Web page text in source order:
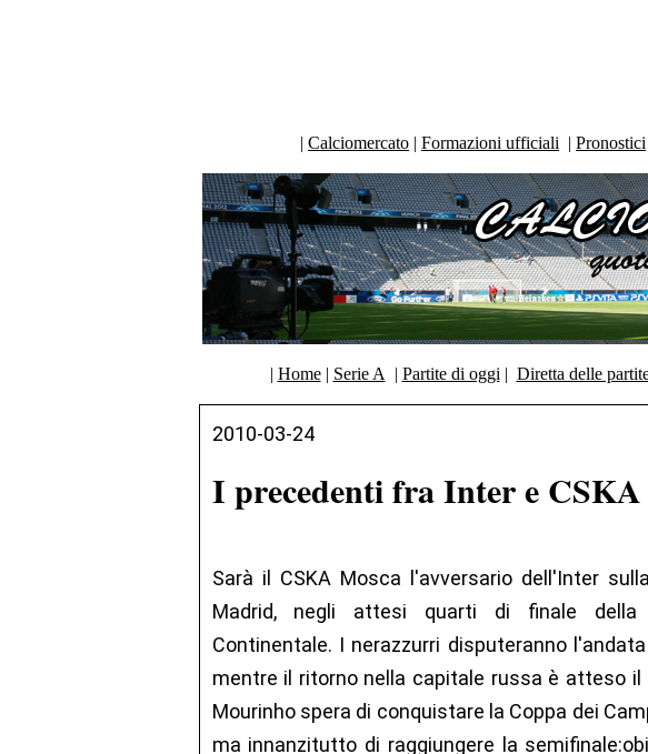
| Calciomercato | Formazioni ufficiali | Pronostici
| Home| Serie A | Partite di oggi | Diretta delle
2010-03-24
I precedenti fra Inter e CSKA
Sarà il CSKA Mosca l'avversario dell'Inter
Madrid, negli attesi quarti di finale della
Continentale. I nerazzurri disputeranno
mentre il ritorno nella capitale russa è atteso
Mourinho spera di conquistare la Coppa dei
ma innanzitutto di raggiungere la